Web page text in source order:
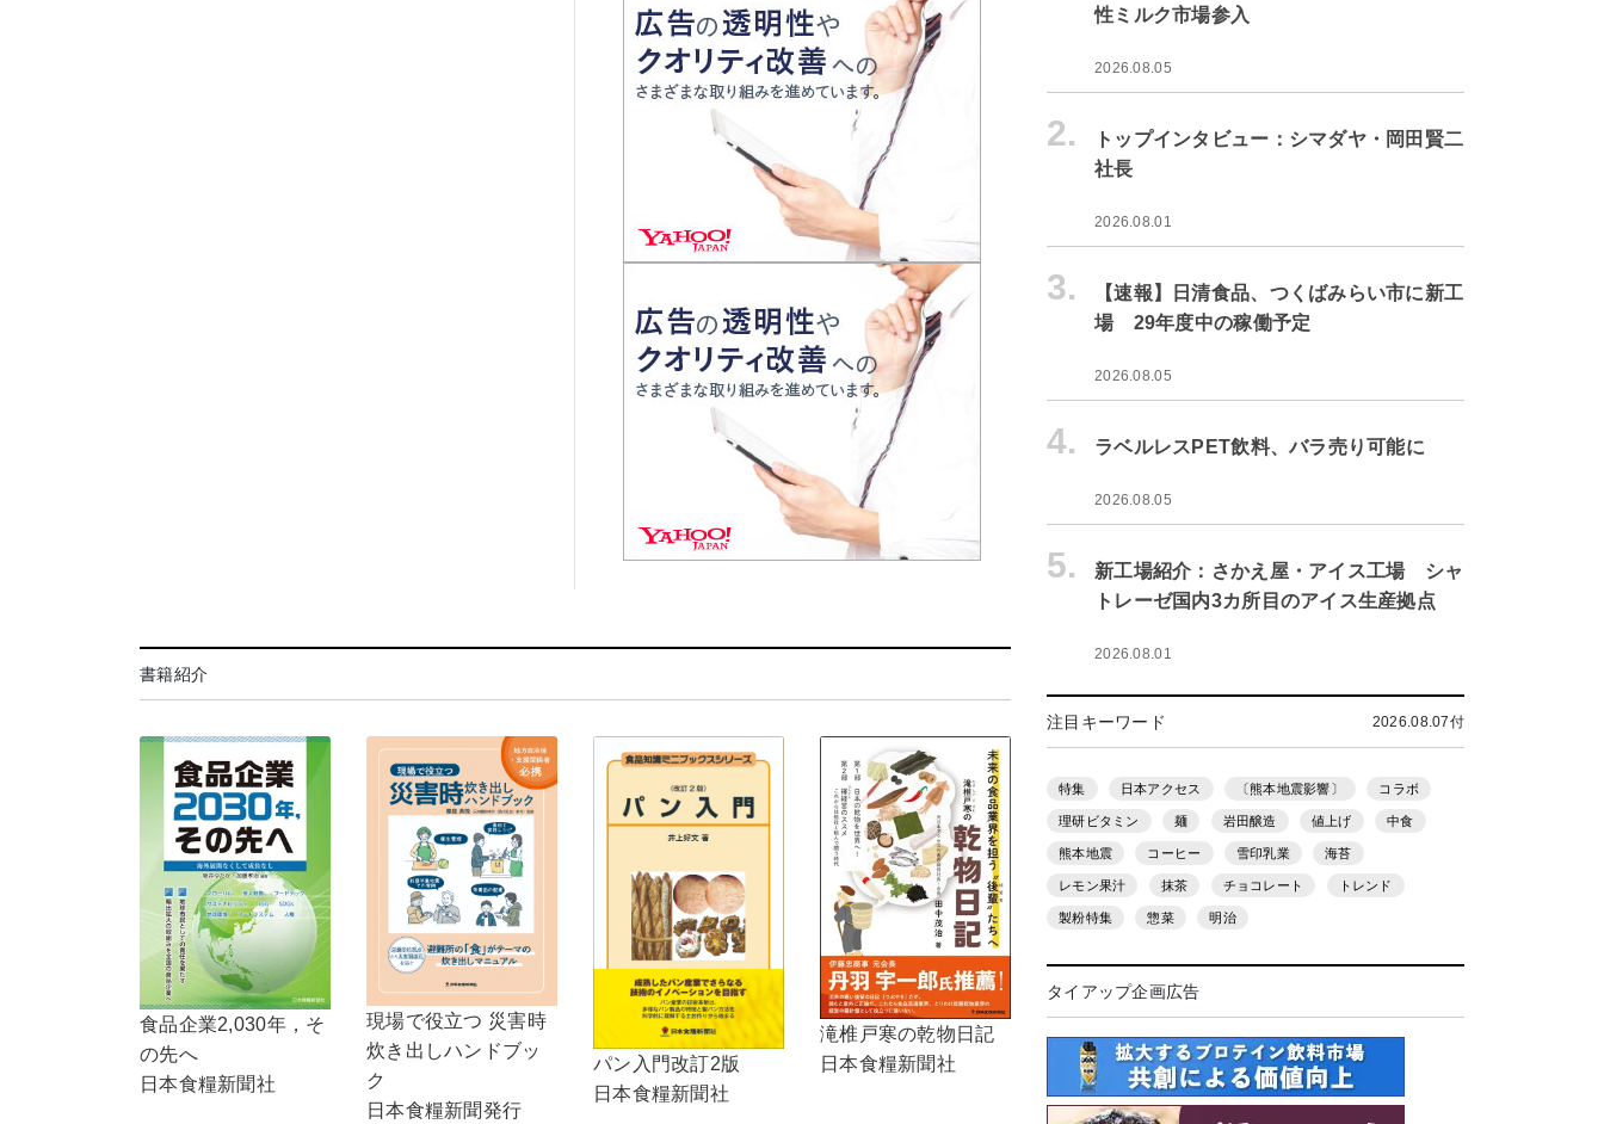
書籍紹介
食品企業2,030年，そ
の先へ
日本食糧新聞社
現場で役立つ 災害時
炊き出しハンドブッ
ク
日本食糧新聞発行
パン入門改訂2版
日本食糧新聞社
滝椎戸寒の乾物日記
日本食糧新聞社
性ミルク市場参入
2026.08.05
2.
トップインタビュー：シマダヤ・岡田賢二
社長
2026.08.01
3.
【速報】日清食品、つくばみらい市に新工
場 29年度中の稼働予定
2026.08.05
4. ラベルレスPET飲料、バラ売り可能に
2026.08.05
5.
新工場紹介：さかえ屋・アイス工場 シャ
トレーゼ国内3カ所目のアイス生産拠点
2026.08.01
注目キーワード 2026.08.07付
特集 日本アクセス 〔熊本地震影響〕 コラボ
理研ビタミン 麺 岩田醸造 値上げ 中食
熊本地震 コーヒー 雪印乳業 海苔
レモン果汁 抹茶 チョコレート トレンド
製粉特集 惣菜 明治
タイアップ企画広告